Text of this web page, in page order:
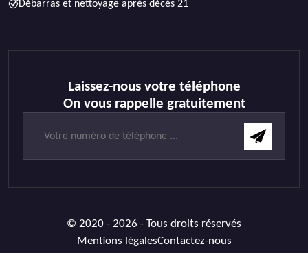
Débarras et nettoyage après décès 21
Laissez-nous votre téléphone
On vous rappelle gratuitement
© 2020 - 2026 - Tous droits réservés
Mentions légalesContactez-nous